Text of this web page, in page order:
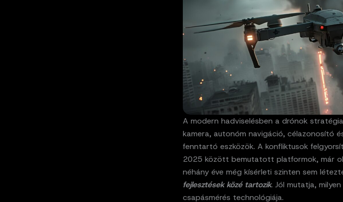
A modern hadviselésben a drónok
kamera, autonóm navigáció, célazonosító
fenntartó eszközök. A konfliktusok
2025 között bemutatott platformok, már
néhány éve még kísérleti szinten sem
fejlesztések közé tartozik. Jól mutatja,
csapásmérés technológiája.